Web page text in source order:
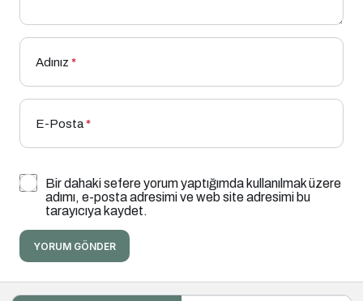
Adınız *
E-Posta*
Bir dahaki sefere yorum yaptığımda kullanılmak üzere
adımı, e-posta adresimi ve web site adresimi bu
tarayıcıya kaydet.
YORUM GÖNDER